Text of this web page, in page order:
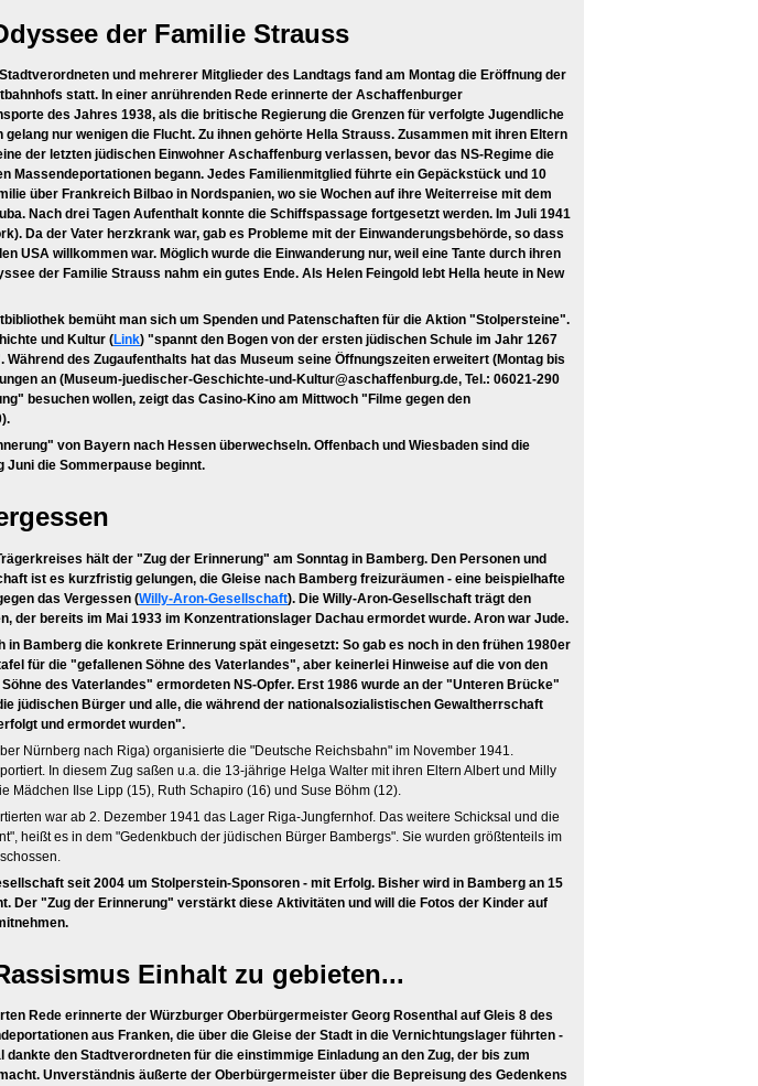
der Familie Strauss
und mehrerer Mitglieder des Landtags fand am Montag die Eröffnung der
statt. In einer anrührenden Rede erinnerte der Aschaffenburger
des Jahres 1938, als die britische Regierung die Grenzen für verfolgte Jugendliche
nur wenigen die Flucht. Zu ihnen gehörte Hella Strauss. Zusammen mit ihren Eltern
der letzten jüdischen Einwohner Aschaffenburg verlassen, bevor das NS-Regime die
Massendeportationen begann. Jedes Familienmitglied führte ein Gepäckstück und 10
über Frankreich Bilbao in Nordspanien, wo sie Wochen auf ihre Weiterreise mit dem
Nach drei Tagen Aufenthalt konnte die Schiffspassage fortgesetzt werden. Im Juli 1941
Da der Vater herzkrank war, gab es Probleme mit der Einwanderungsbehörde, so dass
USA willkommen war. Möglich wurde die Einwanderung nur, weil eine Tante durch ihren
der Familie Strauss nahm ein gutes Ende. Als Helen Feingold lebt Hella heute in New
bemüht man sich um Spenden und Patenschaften für die Aktion "Stolpersteine".
und Kultur (Link) "spannt den Bogen von der ersten jüdischen Schule im Jahr 1267
des Zugaufenthalts hat das Museum seine Öffnungszeiten erweitert (Montag bis
an (Museum-juedischer-Geschichte-und-Kultur@aschaffenburg.de, Tel.: 06021-290
besuchen wollen, zeigt das Casino-Kino am Mittwoch "Filme gegen den
von Bayern nach Hessen überwechseln. Offenbach und Wiesbaden sind die
Juni die Sommerpause beginnt.
hält der "Zug der Erinnerung" am Sonntag in Bamberg. Den Personen und
ist es kurzfristig gelungen, die Gleise nach Bamberg freizuräumen - eine beispielhafte
das Vergessen (Willy-Aron-Gesellschaft). Die Willy-Aron-Gesellschaft trägt den
der bereits im Mai 1933 im Konzentrationslager Dachau ermordet wurde. Aron war Jude.
in Bamberg die konkrete Erinnerung spät eingesetzt: So gab es noch in den frühen 1980er
für die "gefallenen Söhne des Vaterlandes", aber keinerlei Hinweise auf die von den
des Vaterlandes" ermordeten NS-Opfer. Erst 1986 wurde an der "Unteren Brücke"
jüdischen Bürger und alle, die während der nationalsozialistischen Gewaltherrschaft
und ermordet wurden".
Nürnberg nach Riga) organisierte die "Deutsche Reichsbahn" im November 1941.
In diesem Zug saßen u.a. die 13-jährige Helga Walter mit ihren Eltern Albert und Milly
Mädchen Ilse Lipp (15), Ruth Schapiro (16) und Suse Böhm (12).
war ab 2. Dezember 1941 das Lager Riga-Jungfernhof. Das weitere Schicksal und die
heißt es in dem "Gedenkbuch der jüdischen Bürger Bambergs". Sie wurden größtenteils im
seit 2004 um Stolperstein-Sponsoren - mit Erfolg. Bisher wird in Bamberg an 15
Der "Zug der Erinnerung" verstärkt diese Aktivitäten und will die Fotos der Kinder auf
Einhalt zu gebieten...
Rede erinnerte der Würzburger Oberbürgermeister Georg Rosenthal auf Gleis 8 des
aus Franken, die über die Gleise der Stadt in die Vernichtungslager führten -
den Stadtverordneten für die einstimmige Einladung an den Zug, der bis zum
Unverständnis äußerte der Oberbürgermeister über die Bepreisung des Gedenkens